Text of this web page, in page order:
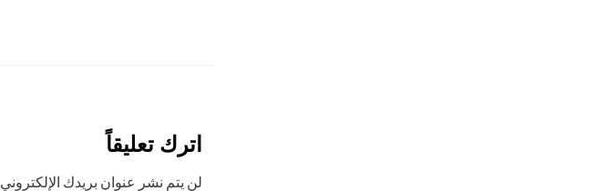
اترك تعليقاً
لن يتم نشر عنوان بريدك الإلكتروني.